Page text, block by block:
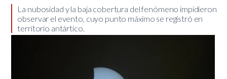
​La nubosidad y la baja cobertura del fenómeno impidieron
observar el evento, cuyo punto máximo se registró en
territorio antártico.